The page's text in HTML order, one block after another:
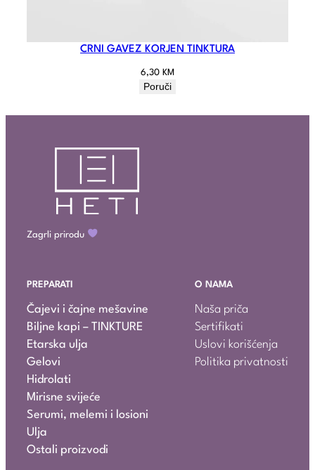
CRNI GAVEZ KORJEN TINKTURA
6,30 KM
Poruči
Zagrli prirodu
PREPARATI
Čajevi i čajne mešavine
Biljne kapi – TINKTURE
Etarska ulja
Gelovi
Hidrolati
Mirisne svijeće
Serumi, melemi i losioni
Ulja
Ostali proizvodi
O NAMA
Naša priča
Sertifikati
Uslovi korišćenja
Politika privatnosti